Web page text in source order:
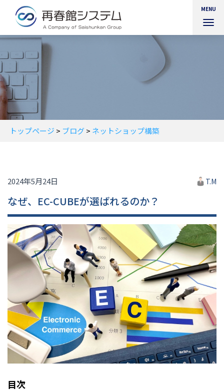
MENU
トップページ > ブログ> ネットショップ構築
2024年5月24日 T.M
なぜ、EC-CUBEが選ばれるのか？
目次